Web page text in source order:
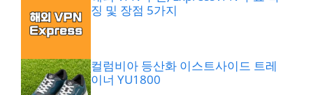
징 및 장점 5가지
컬럼비아 등산화 이스트사이드 트레
이너 YU1800